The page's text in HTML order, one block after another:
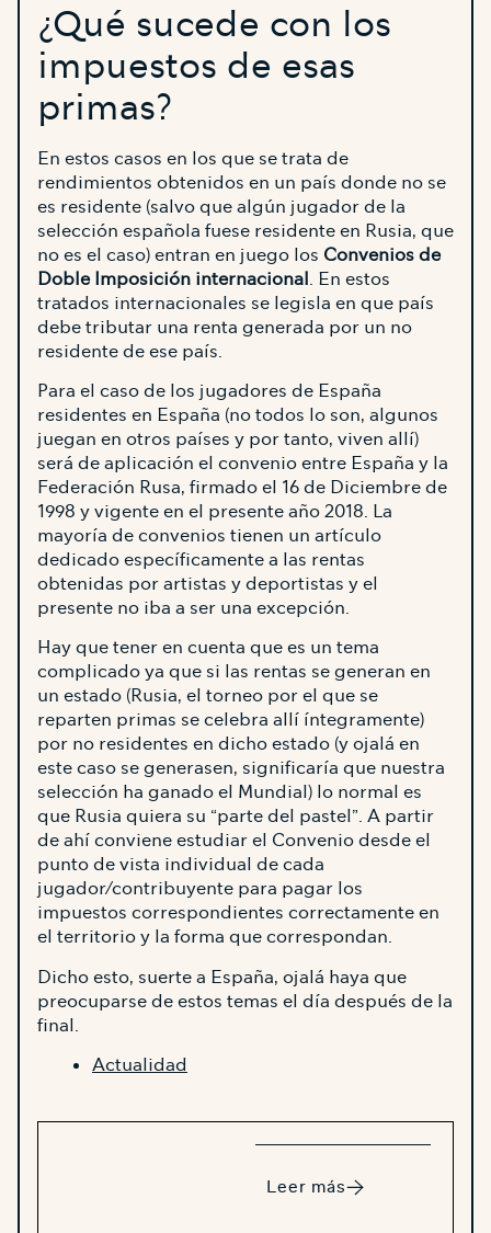
¿Qué sucede con los
impuestos de esas
primas?
En estos casos en los que se trata de
rendimientos obtenidos en un país donde no se
es residente (salvo que algún jugador de la
selección española fuese residente en Rusia, que
no es el caso) entran en juego los Convenios de
Doble Imposición internacional. En estos
tratados internacionales se legisla en que país
debe tributar una renta generada por un no
residente de ese país.
Para el caso de los jugadores de España
residentes en España (no todos lo son, algunos
juegan en otros países y por tanto, viven allí)
será de aplicación el convenio entre España y la
Federación Rusa, firmado el 16 de Diciembre de
1998 y vigente en el presente año 2018. La
mayoría de convenios tienen un artículo
dedicado específicamente a las rentas
obtenidas por artistas y deportistas y el
presente no iba a ser una excepción.
Hay que tener en cuenta que es un tema
complicado ya que si las rentas se generan en
un estado (Rusia, el torneo por el que se
reparten primas se celebra allí íntegramente)
por no residentes en dicho estado (y ojalá en
este caso se generasen, significaría que nuestra
selección ha ganado el Mundial) lo normal es
que Rusia quiera su “parte del pastel”. A partir
de ahí conviene estudiar el Convenio desde el
punto de vista individual de cada
jugador/contribuyente para pagar los
impuestos correspondientes correctamente en
el territorio y la forma que correspondan.
Dicho esto, suerte a España, ojalá haya que
preocuparse de estos temas el día después de la
final.
Actualidad
Leer más